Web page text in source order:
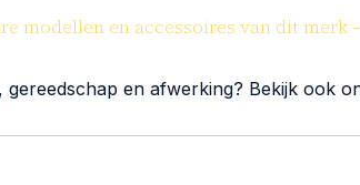
modellen en accessoires van dit
en afwerking? Bekijk ook